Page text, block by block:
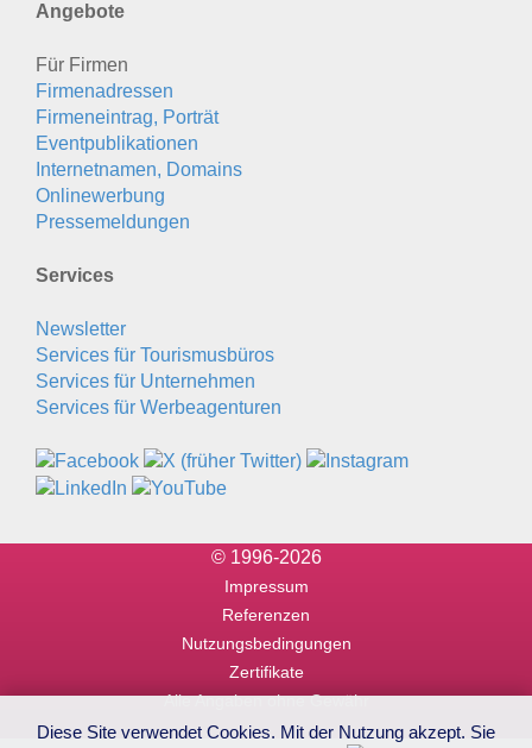
Angebote
Für Firmen
Firmenadressen
Firmeneintrag, Porträt
Eventpublikationen
Internetnamen, Domains
Onlinewerbung
Pressemeldungen
Services
Newsletter
Services für Tourismusbüros
Services für Unternehmen
Services für Werbeagenturen
© 1996-2026
Impressum
Referenzen
Nutzungsbedingungen
Zertifikate
Alle Angaben ohne Gewähr
Diese Site verwendet Cookies. Mit der Nutzung akzept. Sie